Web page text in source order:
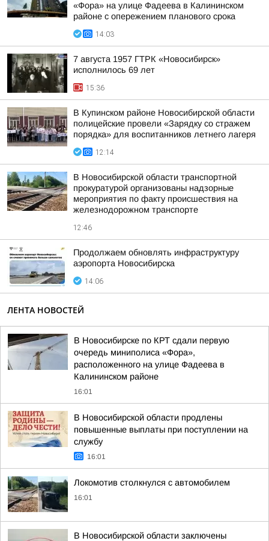
«Фора» на улице Фадеева в Калининском
районе с опережением планового срока
14:03
7 августа 1957 ГТРК «Новосибирск»
исполнилось 69 лет
15:36
В Купинском районе Новосибирской области
полицейские провели «Зарядку со стражем
порядка» для воспитанников летнего лагеря
12:14
В Новосибирской области транспортной
прокуратурой организованы надзорные
мероприятия по факту происшествия на
железнодорожном транспорте
12:46
Продолжаем обновлять инфраструктуру
аэропорта Новосибирска
14:06
ЛЕНТА НОВОСТЕЙ
В Новосибирске по КРТ сдали первую
очередь миниполиса «Фора»,
расположенного на улице Фадеева в
Калининском районе
16:01
В Новосибирской области продлены
повышенные выплаты при поступлении на
службу
16:01
Локомотив столкнулся с автомобилем
16:01
В Новосибирской области заключены